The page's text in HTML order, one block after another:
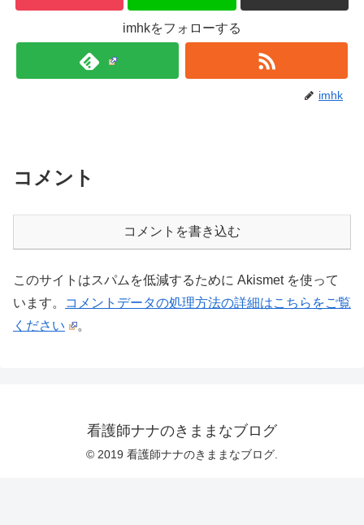
imhkをフォローする
imhk
コメント
コメントを書き込む
このサイトはスパムを低減するために Akismet を使って
います。
コメントデータの処理方法の詳細はこちらをご覧
ください
。
看護師ナナのきままなブログ
© 2019 看護師ナナのきままなブログ.